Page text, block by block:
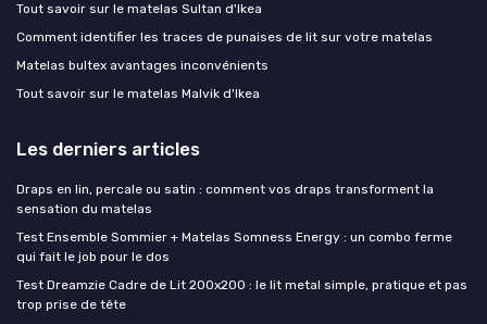
Tout savoir sur le matelas Sultan d'Ikea
Comment identifier les traces de punaises de lit sur votre matelas
Matelas bultex avantages inconvénients
Tout savoir sur le matelas Malvik d'Ikea
Les derniers articles
Draps en lin, percale ou satin : comment vos draps transforment la
sensation du matelas
Test Ensemble Sommier + Matelas Somness Energy : un combo ferme
qui fait le job pour le dos
Test Dreamzie Cadre de Lit 200x200 : le lit metal simple, pratique et pas
trop prise de tête